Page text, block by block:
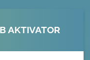
AKTIVATOR